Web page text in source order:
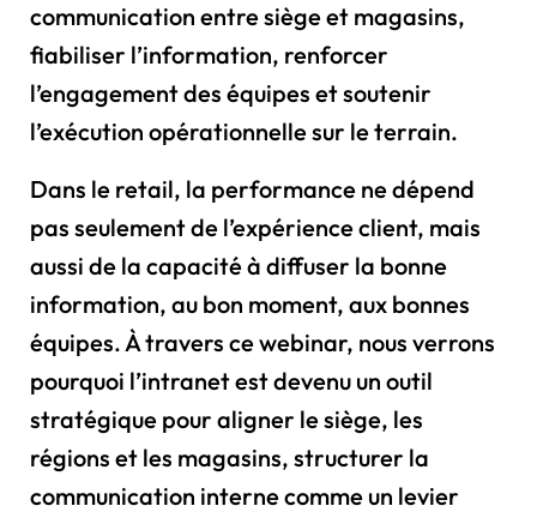
communication entre siège et magasins,
fiabiliser l’information, renforcer
l’engagement des équipes et soutenir
l’exécution opérationnelle sur le terrain.
Dans le retail, la performance ne dépend
pas seulement de l’expérience client, mais
aussi de la capacité à diffuser la bonne
information, au bon moment, aux bonnes
équipes. À travers ce webinar, nous verrons
pourquoi l’intranet est devenu un outil
stratégique pour aligner le siège, les
régions et les magasins, structurer la
communication interne comme un levier